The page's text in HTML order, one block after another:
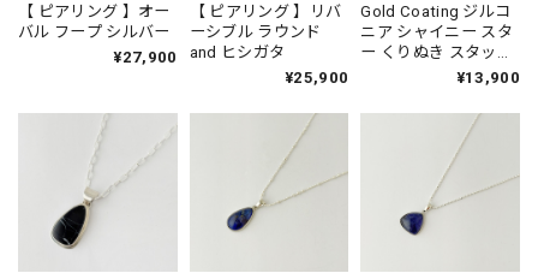
【 ピアリング 】オー
バル フープ シルバー
¥27,900
【 ピアリング 】リバ
ーシブル ラウンド
and ヒシガタ
¥25,900
Gold Coating ジルコ
ニア シャイニー スタ
ー くりぬき スタッド
¥13,900